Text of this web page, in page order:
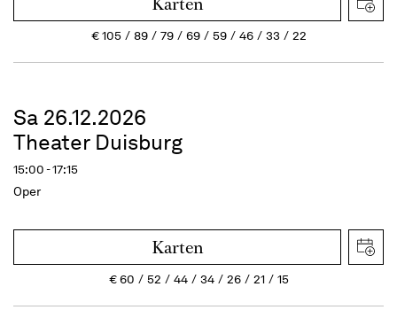
€105 89 79 69 59 46 33 22
Sa 26.12.2026
Theater Duisburg
15:00 - 17:15
Oper
Karten
€60 52 44 34 26 21 15